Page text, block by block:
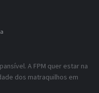
A FPM quer estar na
dos matraquilhos em